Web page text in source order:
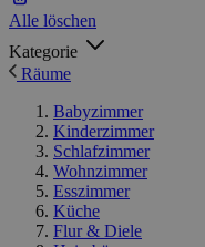
Alle löschen
Kategorie
Räume
Babyzimmer
Kinderzimmer
Schlafzimmer
Wohnzimmer
Esszimmer
Küche
Flur & Diele